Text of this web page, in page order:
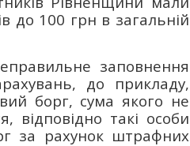
до 100 грн в загальній
заповнення
до прикладу,
борг, сума якого не
відповідно такі особи
за рахунок штрафних